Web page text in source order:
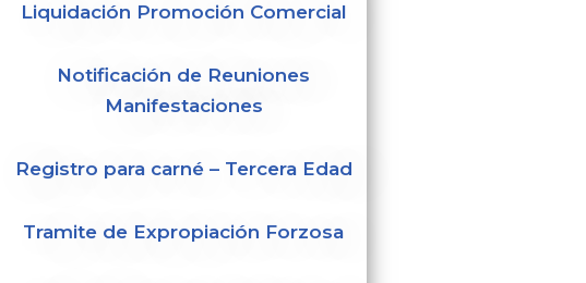
Liquidación Promoción Comercial
Notificación de Reuniones
Manifestaciones
Registro para carné – Tercera Edad
Tramite de Expropiación Forzosa